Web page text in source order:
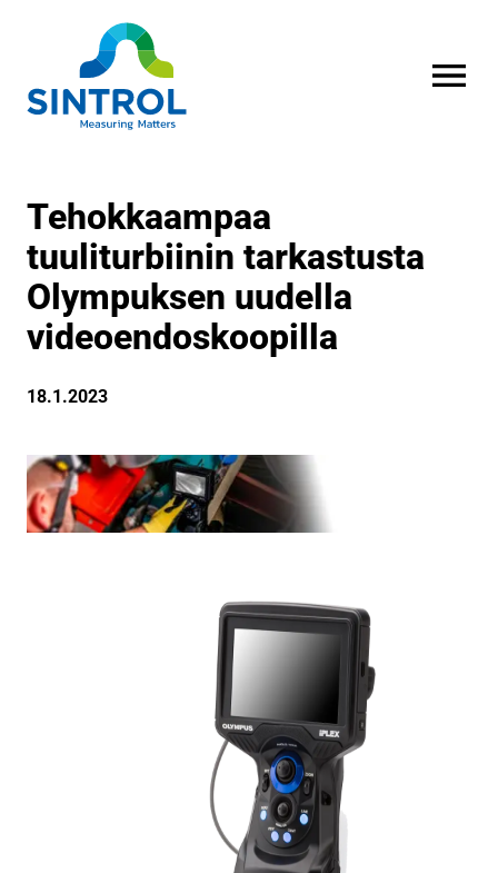
Tehokkaampaa
tuuliturbiinin tarkastusta
Olympuksen uudella
videoendoskoopilla
18.1.2023